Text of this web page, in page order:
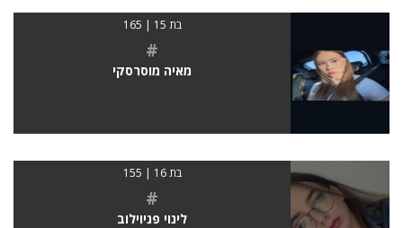
בת 15 | 165
#
מאיה מוסרסקי
בת 16 | 155
#
לינוי פניוילוב